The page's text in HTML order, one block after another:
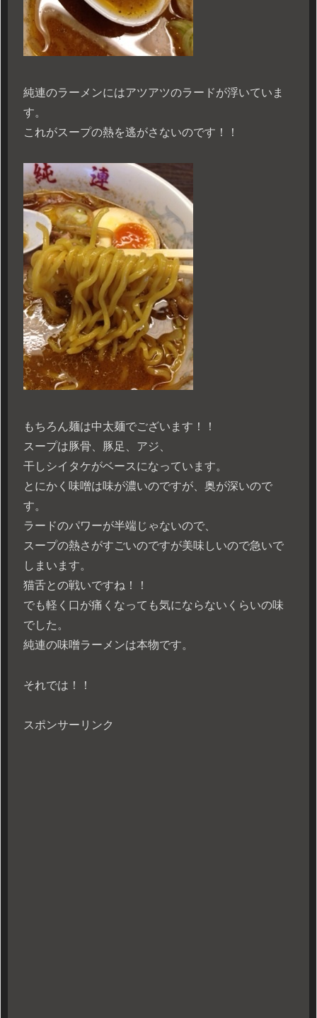
純連のラーメンにはアツアツのラードが浮いていま
す。
これがスープの熱を逃がさないのです！！
もちろん麺は中太麺でございます！！
スープは豚骨、豚足、アジ、
干しシイタケがベースになっています。
とにかく味噌は味が濃いのですが、奥が深いので
す。
ラードのパワーが半端じゃないので、
スープの熱さがすごいのですが美味しいので急いで
しまいます。
猫舌との戦いですね！！
でも軽く口が痛くなっても気にならないくらいの味
でした。
純連の味噌ラーメンは本物です。
それでは！！
スポンサーリンク